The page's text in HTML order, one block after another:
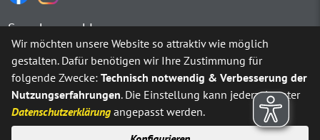
Sprachauswahl
Möchten Sie vonGoogle Translate bereitgestellte externe
Ja Immer
Wir möchten unsere Website so attraktiv wie möglich
gestalten. Dafür benötigen wir Ihre Zustimmung für
folgende Zwecke:Technisch notwendig & Verbesserung der
Nutzungserfahrungen. Die Einstellung kann jederzeit unter
Datenschutzerklärung angepasst werden.